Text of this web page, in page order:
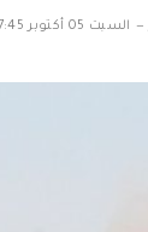
السبت 05 أكتوبر 7:45 ص